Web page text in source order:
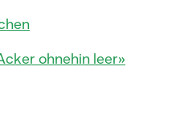
ohnehin leer»